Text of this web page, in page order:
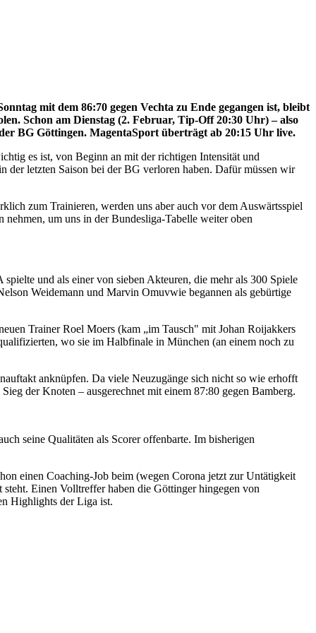
mit dem 86:70 gegen Vechta zu Ende gegangen ist, bleibt
Schon am Dienstag (2. Februar, Tip-Off 20:30 Uhr) – also
BG Göttingen. MagentaSport überträgt ab 20:15 Uhr live.
es ist, von Beginn an mit der richtigen Intensität und
letzten Saison bei der BG verloren haben. Dafür müssen wir
zum Trainieren, werden uns aber auch vor dem Auswärtsspiel
um uns in der Bundesliga-Tabelle weiter oben
und als einer von sieben Akteuren, die mehr als 300 Spiele
Weidemann und Marvin Omuvwie begannen als gebürtige
Trainer Roel Moers (kam „im Tausch" mit Johan Roijakkers
wo sie im Halbfinale in München (an einem noch zu
anknüpfen. Da viele Neuzugänge sich nicht so wie erhofft
der Knoten – ausgerechnet mit einem 87:80 gegen Bamberg.
seine Qualitäten als Scorer offenbarte. Im bisherigen
einen Coaching-Job beim (wegen Corona jetzt zur Untätigkeit
Einen Volltreffer haben die Göttinger hingegen von
Highlights der Liga ist.